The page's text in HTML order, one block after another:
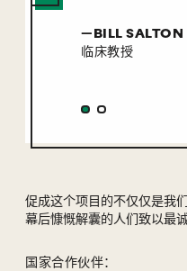
—BILL SALTON
临床教授
促成这个项目的不仅仅是我
幕后慷慨解囊的人们致以最
国家合作伙伴：